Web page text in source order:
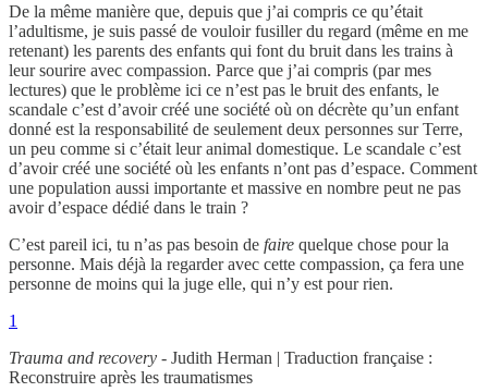
De la même manière que, depuis que j’ai compris ce qu’était
l’adultisme, je suis passé de vouloir fusiller du regard (même en me
retenant) les parents des enfants qui font du bruit dans les trains à
leur sourire avec compassion. Parce que j’ai compris (par mes
lectures) que le problème ici ce n’est pas le bruit des enfants, le
scandale c’est d’avoir créé une société où on décrète qu’un enfant
donné est la responsabilité de seulement deux personnes sur Terre,
un peu comme si c’était leur animal domestique. Le scandale c’est
d’avoir créé une société où les enfants n’ont pas d’espace. Comment
une population aussi importante et massive en nombre peut ne pas
avoir d’espace dédié dans le train ?
C’est pareil ici, tu n’as pas besoin de faire quelque chose pour la
personne. Mais déjà la regarder avec cette compassion, ça fera une
personne de moins qui la juge elle, qui n’y est pour rien.
1
Trauma and recovery - Judith Herman | Traduction française :
Reconstruire après les traumatismes